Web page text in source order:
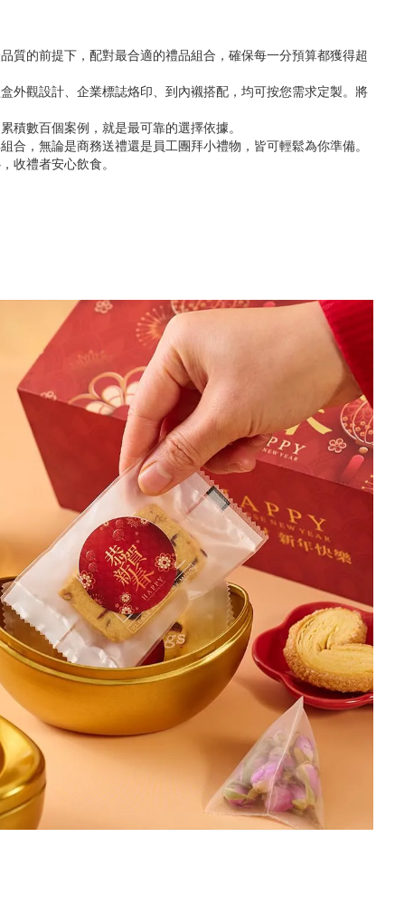
質的前提下，配對最合適的禮品組合，確保每一分預算都獲得超
外觀設計、企業標誌烙印、到內襯搭配，均可按您需求定製。將
數百個案例，就是最可靠的選擇依據。
，無論是商務送禮還是員工團拜小禮物，皆可輕鬆為你準備。
收禮者安心飲食。